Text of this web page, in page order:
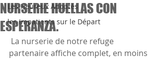
Les Heureux Adoptés
les Impatients sur le Départ
NURSERIE HUELLAS CON
ESPERANZA.
partenaire affiche complet, en moins